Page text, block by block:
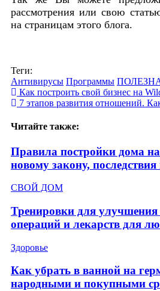
рассмотрения или свою
на страницам этого блога.
Теги:
Антивирусы Программы
Как построить свой бизнес на
7 этапов развития отношений.
Читайте также:
Правила постройки дома
новому закону,
СВОЙ ДОМ
Тренировки для улучшения
операций и лекарств для
Здоровье
Как убрать в ванной на
народными и покупными